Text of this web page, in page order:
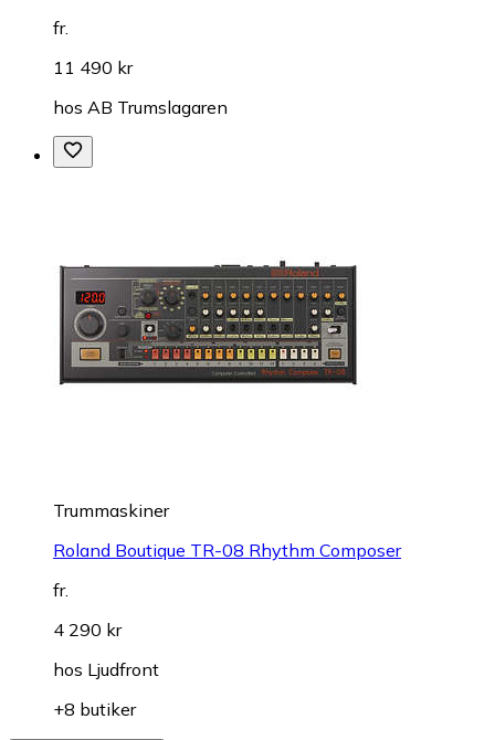
fr.
11 490 kr
hos AB Trumslagaren
Trummaskiner
Roland Boutique TR-08 Rhythm Composer
fr.
4 290 kr
hos Ljudfront
+8 butiker